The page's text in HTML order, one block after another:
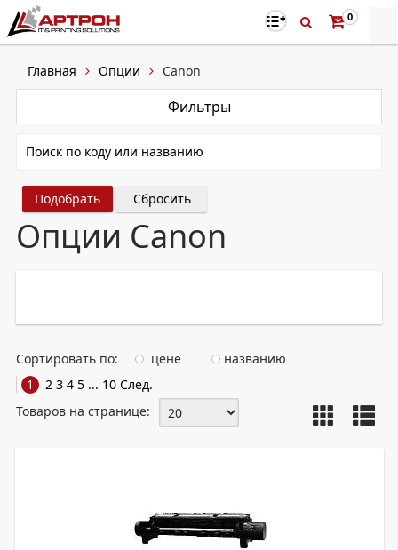
0
Главная Опции Canon
Фильтры
Сбросить
Опции Canon
Сортировать по: цене
названию
1
2 3 4 5 ... 10 След.
Товаров на странице: